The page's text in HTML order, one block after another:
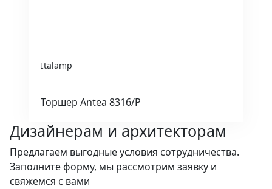
Italamp
Торшер Antea 8316/P
Дизайнерам и архитекторам
Предлагаем выгодные условия сотрудничества.
Заполните форму, мы рассмотрим заявку и
свяжемся с вами